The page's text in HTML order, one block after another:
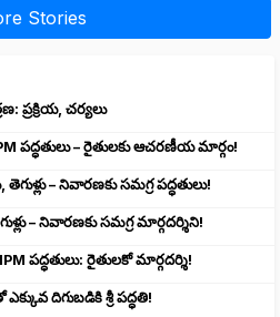
Stories
ప్రక్రియ, చర్యలు
పద్ధతులు – రైతులకు ఆచరణీయ మార్గం!
– నివారణకు సమగ్ర పద్ధతులు!
– నివారణకు సమగ్ర మార్గదర్శిని!
పద్ధతులు: రైతులకో మార్గదర్శి!
దిగుబడికి శ్రీ పద్ధతి!